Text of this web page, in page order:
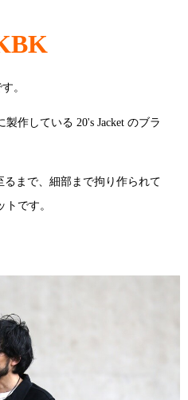
。
作している 20's Jacket のブラ
まで、細部まで拘り作られて
です。